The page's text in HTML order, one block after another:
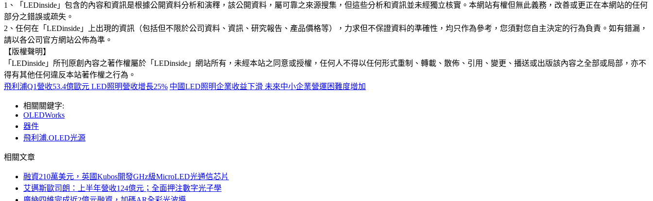
1、「LEDinside」包含的內容和資訊是根據公開資料分析和演釋，該公開資料，屬可靠之來源搜集，但這些分析和資訊並未經獨立核實。本網站有權但無此義務，改善或更正在本網站的任何
部分之錯誤或疏失。
2、任何在「LEDinside」上出現的資訊（包括但不限於公司資料、資訊、研究報告、產品價格等），力求但不保證資料的準確性，均只作為參考，您須對您自主決定的行為負責。如有錯漏，
請以各公司官方網站公佈為準。
【版權聲明】
「LEDinside」所刊原創內容之著作權屬於「LEDinside」網站所有，未經本站之同意或授權，任何人不得以任何形式重制、轉載、散佈、引用、變更、播送或出版該內容之全部或局部，亦不
得有其他任何違反本站著作權之行為。
飛利浦Q1營收53.4億歐元 LED照明營收增長25% 中國LED照明企業收益下滑 未來中小企業營運困難度增加
相關關鍵字:
OLEDWorks
器件
飛利浦.OLED光源
相關文章
融資210萬美元，英國Kubos開發GHz級MicroLED光通信芯片
艾邁斯歐司朗：上半年營收124億元；全面押注數字光子學